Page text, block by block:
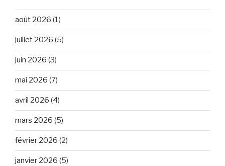
août 2026 (1)
juillet 2026 (5)
juin 2026 (3)
mai 2026 (7)
avril 2026 (4)
mars 2026 (5)
février 2026 (2)
janvier 2026 (5)